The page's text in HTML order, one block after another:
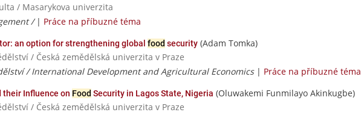
/ Masarykova univerzita
/ | Práce na příbuzné téma
an option for strengthening global food security (Adam Tomka)
/ Česká zemědělská univerzita v Praze
/ International Development and Agricultural Economics| Práce na příbuzné téma
Influence on Food Security in Lagos State, Nigeria (Oluwakemi Funmilayo Akinkugbe)
/ Česká zemědělská univerzita v Praze